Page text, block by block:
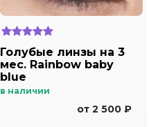
Голубые линзы на 3
мес. Rainbow baby
blue
в наличии
от 2 500 ₽